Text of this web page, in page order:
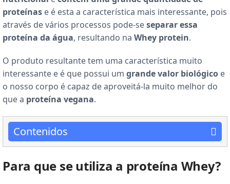
proteínas e é esta a característica mais interessante, pois
através de vários processos pode-seseparar essa
proteína da água, resultando na Whey protein.
O produto resultante tem uma característica muito
interessante e é que possui um grande valor biológico e
o nosso corpo é capaz de aproveitá-la muito melhor do
que a proteína vegana.
Contenidos
Para que se utiliza a proteína Whey?